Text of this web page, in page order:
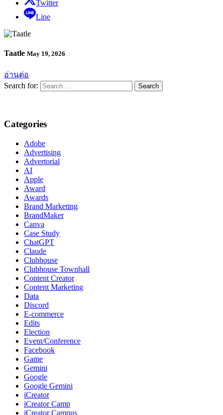
Twitter
Line
Taatle May 19, 2026
อ่านต่อ
Search for:
Categories
Adobe
Advertising
Advertorial
AI
Apple
Award
Awards
Brand Marketing
BrandMaker
Canva
Case Study
ChatGPT
Claude
Clubhouse
Clubhouse Townhall
Content Creator
Content Marketing
Data
Discord
E-commerce
Edits
Election
Event/Conference
Facebook
Game
Gemini
Google
Google Gemini
iCreator
iCreator Camp
iCreator Campus